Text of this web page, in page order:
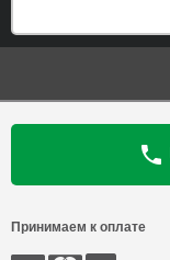
Принимаем к оплате